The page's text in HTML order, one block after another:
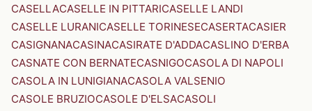
CASELLACASELLE IN PITTARICASELLE LANDI
CASELLE LURANICASELLE TORINESECASERTACASIER
CASIGNANACASINACASIRATE D'ADDACASLINO D'ERBA
CASNATE CON BERNATECASNIGOCASOLA DI NAPOLI
CASOLA IN LUNIGIANACASOLA VALSENIO
CASOLE BRUZIOCASOLE D'ELSACASOLI